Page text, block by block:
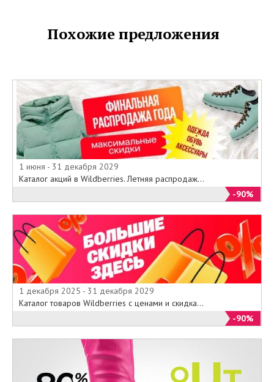
Похожие предложения
1 июня - 31 декабря 2029
Каталог акций в Wildberries. Летняя распродаж...
-90%
1 декабря 2025 - 31 декабря 2029
Каталог товаров Wildberries с ценами и скидка...
-90%